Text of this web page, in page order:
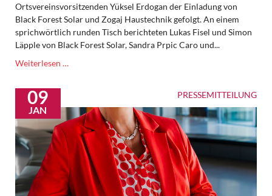
Ortsvereinsvorsitzenden Yüksel Erdogan der Einladung von
Black Forest Solar und Zogaj Haustechnik gefolgt. An einem
sprichwörtlich runden Tisch berichteten Lukas Fisel und Simon
Läpple von Black Forest Solar, Sandra Prpic Caro und...
Weiterlesen …
fordert
klare
Leitlinien
PRESSEMITTEILUNG
09
JAN